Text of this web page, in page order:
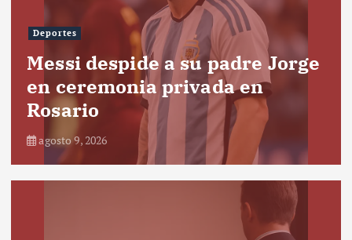
Deportes
Messi despide a su padre Jorge
en ceremonia privada en
Rosario
agosto 9, 2026